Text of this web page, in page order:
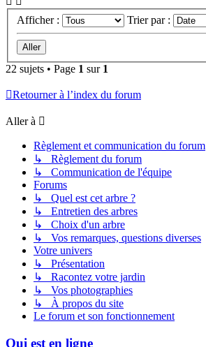
Afficher : Trier par :
22 sujets • Page 1 sur 1
Retourner à l’index du forum
Aller à
Règlement et communication du forum
↳ Règlement du forum
↳ Communication de l'équipe
Forums
↳ Quel est cet arbre ?
↳ Entretien des arbres
↳ Choix d'un arbre
↳ Vos remarques, questions diverses
Votre univers
↳ Présentation
↳ Racontez votre jardin
↳ Vos photographies
↳ À propos du site
Le forum et son fonctionnement
Qui est en ligne